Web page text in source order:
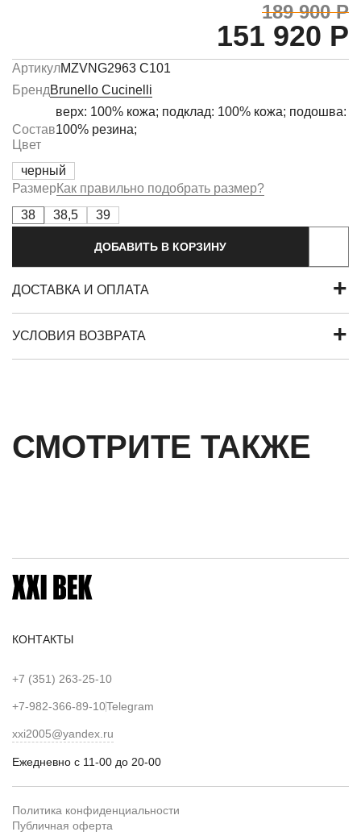
189 900 Р
151 920 Р
АртикулMZVNG2963 C101
БрендBrunello Cucinelli
Состав
верх: 100% кожа; подклад: 100% кожа; подошва:
100% резина;
Цвет
черный
РазмерКак правильно подобрать размер?
38
38,5 39
ДОБАВИТЬ В КОРЗИНУ
ДОСТАВКА И ОПЛАТА
УСЛОВИЯ ВОЗВРАТА
СМОТРИТЕ ТАКЖЕ
КОНТАКТЫ
+7 (351) 263-25-10
+7-982-366-89-10Telegram
xxi2005@yandex.ru
Ежедневно с 11-00 до 20-00
Политика конфиденциальности
Публичная оферта